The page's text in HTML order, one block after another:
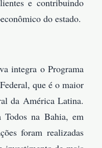
do estado.
integra o Programa
que é o maior
da América Latina.
na Bahia, em
foram realizadas